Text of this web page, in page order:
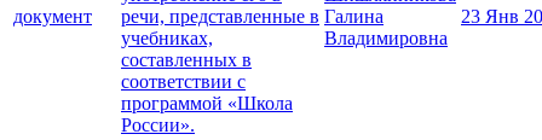
документ
речи, представленные в
учебниках,
составленных в
соответствии с
программой «Школа
России».
Галина
Владимировна
23 Янв